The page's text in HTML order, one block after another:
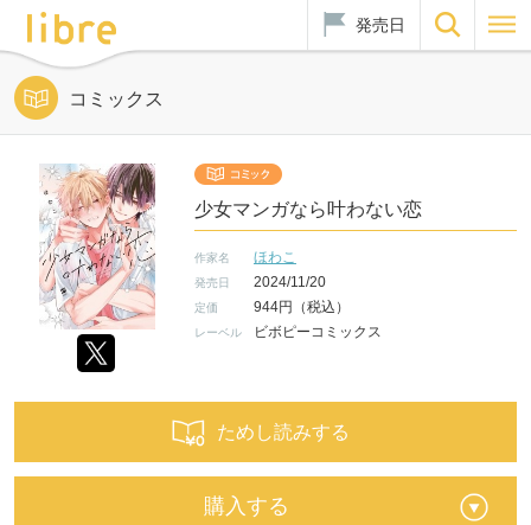
発売日
コミックス
少女マンガなら叶わない恋
作家名 ほわこ
発売日 2024/11/20
定価 944円（税込）
レーベル ビボピーコミックス
ためし読みする
購入する